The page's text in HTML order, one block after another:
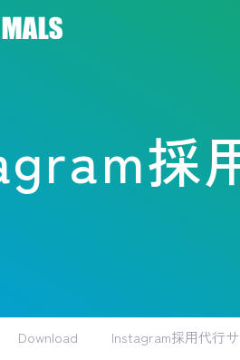
採
Download Instagram採用代行サ